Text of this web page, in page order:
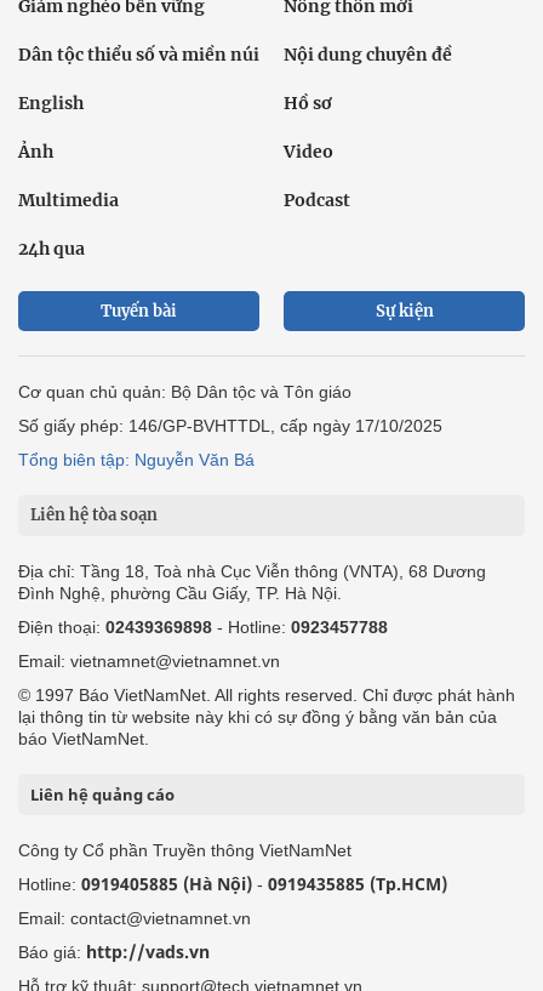
Giảm nghèo bền vững Nông thôn mới
Dân tộc thiểu số và miền núi Nội dung chuyên đề
English Hồ sơ
Ảnh Video
Multimedia Podcast
24h qua
Tuyến bài Sự kiện
Cơ quan chủ quản: Bộ Dân tộc và Tôn giáo
Số giấy phép: 146/GP-BVHTTDL, cấp ngày 17/10/2025
Tổng biên tập: Nguyễn Văn Bá
Liên hệ tòa soạn
Địa chỉ: Tầng 18, Toà nhà Cục Viễn thông (VNTA), 68 Dương
Đình Nghệ, phường Cầu Giấy, TP. Hà Nội.
Điện thoại: 02439369898 - Hotline: 0923457788
Email: vietnamnet@vietnamnet.vn
© 1997 Báo VietNamNet. All rights reserved. Chỉ được phát hành
lại thông tin từ website này khi có sự đồng ý bằng văn bản của
báo VietNamNet.
Liên hệ quảng cáo
Công ty Cổ phần Truyền thông VietNamNet
Hotline: 0919405885 (Hà Nội) - 0919435885 (Tp.HCM)
Email: contact@vietnamnet.vn
Báo giá: http://vads.vn
Hỗ trợ kỹ thuật: support@tech.vietnamnet.vn